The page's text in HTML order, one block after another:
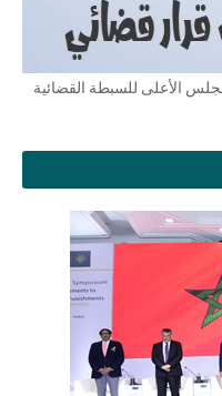
المجلس الأعلى للسبطة القضائية